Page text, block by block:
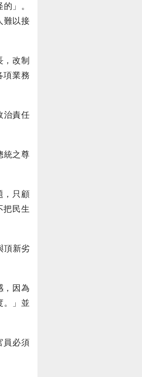
」。
難以接
，改制
項業務
治責任
統之尊
，只顧
把民生
頂新劣
，因為
。」並
員必須